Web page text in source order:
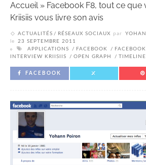
Accueil» Facebook F8, tout ce que
Kriisiis vous livre son avis
ACTUALITÉS RÉSEAUX SOCIAUX par
le
23 SEPTEMBRE 2011
APPLICATIONS
FACEBOOK
INTERVIEW KRIISIIS
OPEN GRAPH TIMELINE
FACEBOOK